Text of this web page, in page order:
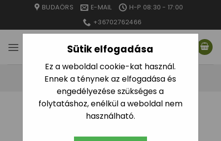
Sütik elfogadása
Ez a weboldal cookie-kat használ.
Ennek a ténynek az elfogadása és
engedélyezése szükséges a
folytatáshoz, enélkül a weboldal nem
használható.
content
BUDAÖRS E-MAIL
H-P 08:30 - 17:00
+36702762466
KEZDŐLAP / ÖNTÖZŐ CSÖVEK